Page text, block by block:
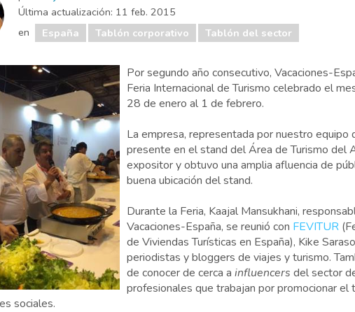
Última actualización: 11 feb. 2015
en
España Tablón corporativo Tablón del sector
Por segundo año consecutivo, Vacaciones-
Feria Internacional de Turismo celebrado el
28 de enero al 1 de febrero.
La empresa, representada por nuestro equipo
presente en el stand del Área de Turismo del
expositor y obtuvo una amplia afluencia de
buena ubicación del stand.
Durante la Feria, Kaajal Mansukhani,
Vacaciones-España, se reunió con FEVITUR
de Viviendas Turísticas en España), Kike
periodistas y bloggers de viajes y turismo.
de conocer de cerca a influencers del sector
profesionales que trabajan por promocionar el
sociales.